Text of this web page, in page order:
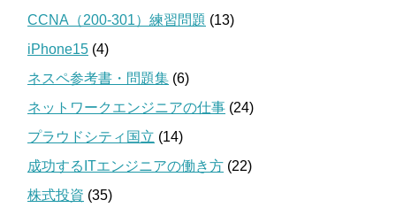
CCNA（200-301）練習問題 (13)
iPhone15 (4)
ネスペ参考書・問題集 (6)
ネットワークエンジニアの仕事 (24)
プラウドシティ国立 (14)
成功するITエンジニアの働き方 (22)
株式投資 (35)